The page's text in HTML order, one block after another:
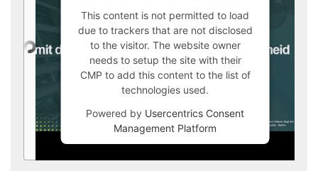
This content is not permitted to load
due to trackers that are not disclosed
to the visitor. The website owner
needs to setup the site with their
CMP to add this content to the list of
technologies used.
Powered by Usercentrics Consent
Management Platform